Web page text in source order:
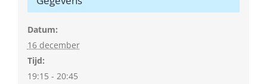
Datum:
16 december
Tijd:
19:15 - 20:45